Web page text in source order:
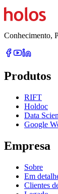
Conhecimento,
Produtos
RIFT
Holdoc
Data
Google
Empresa
Sobre
Em
Clientes